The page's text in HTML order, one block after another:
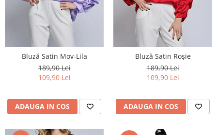
Bluză Satin Mov-Lila
189,90 Lei
109,90 Lei
ADAUGA IN COS
Bluză Satin Roșie
189,90 Lei
109,90 Lei
ADAUGA IN COS